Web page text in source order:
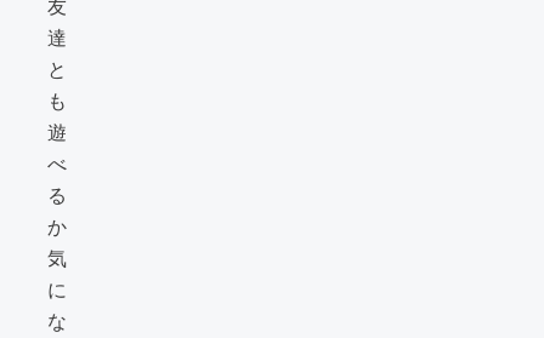
友
達
と
も
遊
べ
る
か
気
に
な